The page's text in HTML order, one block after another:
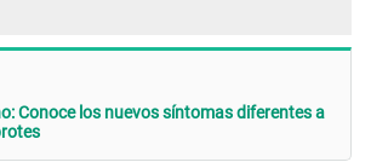
Conoce los nuevos síntomas diferentes a